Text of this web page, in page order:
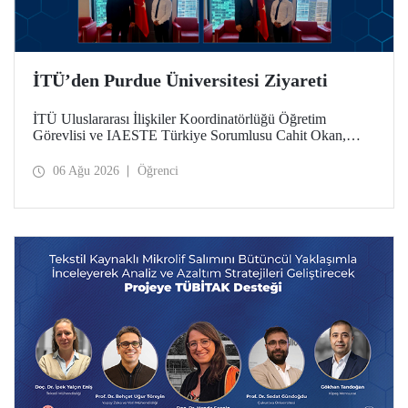
İTÜ’den Purdue Üniversitesi Ziyareti
İTÜ Uluslararası İlişkiler Koordinatörlüğü Öğretim
Görevlisi ve IAESTE Türkiye Sorumlusu Cahit Okan,
Temmuz tarihlerinde ABD’de dünyanın önde gelen
06 Ağu 2026 Öğrenci